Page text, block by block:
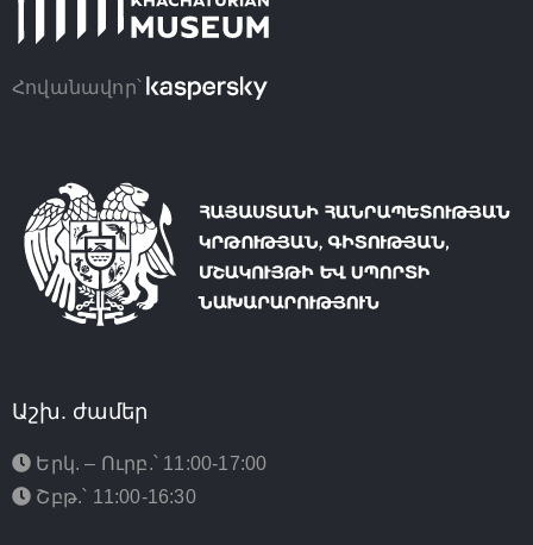
Հովանավոր՝
Աշխ. ժամեր
Երկ. – Ուրբ.՝ 11:00-17:00
Շբթ.՝ 11:00-16:30